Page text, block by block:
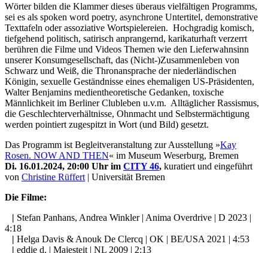
Wörter bilden die Klammer dieses überaus vielfältigen Programms,
sei es als spoken word poetry, asynchrone Untertitel, demonstrative
Texttafeln oder assoziative Wortspielereien. Hochgradig komisch,
tiefgehend politisch, satirisch anprangernd, karikaturhaft verzerrt
berühren die Filme und Videos Themen wie den Lieferwahnsinn
unserer Konsumgesellschaft, das (Nicht-)Zusammenleben von
Schwarz und Weiß, die Thronansprache der niederländischen
Königin, sexuelle Geständnisse eines ehemaligen US-Präsidenten,
Walter Benjamins medientheoretische Gedanken, toxische
Männlichkeit im Berliner Clubleben u.v.m. Alltäglicher Rassismus,
die Geschlechterverhältnisse, Ohnmacht und Selbstermächtigung
werden pointiert zugespitzt in Wort (und Bild) gesetzt.
Das Programm ist Begleitveranstaltung zur Ausstellung »Kay
Rosen. NOW AND THEN« im Museum Weserburg, Bremen
Di. 16.01.2024, 20:00 Uhr im CITY 46, kuratiert und eingeführt
von Christine Rüffert | Universität Bremen
Die Filme:
| Stefan Panhans, Andrea Winkler | Anima Overdrive | D 2023 |
4:18
| Helga Davis & Anouk De Clercq | OK | BE/USA 2021 | 4:53
| eddie d. | Majesteit | NL 2009 | 2:13